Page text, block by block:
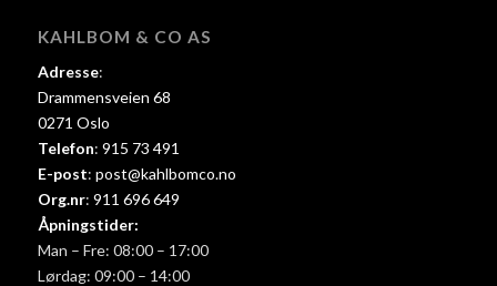
KAHLBOM & CO AS
Adresse:
Drammensveien 68
0271 Oslo
Telefon: 915 73 491
E-post: post@kahlbomco.no
Org.nr: 911 696 649
Åpningstider:
Man – Fre: 08:00 – 17:00
Lørdag: 09:00 – 14:00